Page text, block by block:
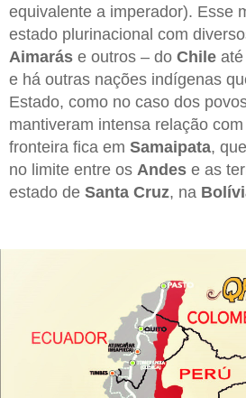
equivalente a imperador). Esse
estado plurinacional com
Aimarás e outros – do Chile
e há outras nações indígenas
Estado, como no caso dos
mantiveram intensa relação
fronteira fica em Samaipata,
no limite entre os Andes e as
estado de Santa Cruz, na